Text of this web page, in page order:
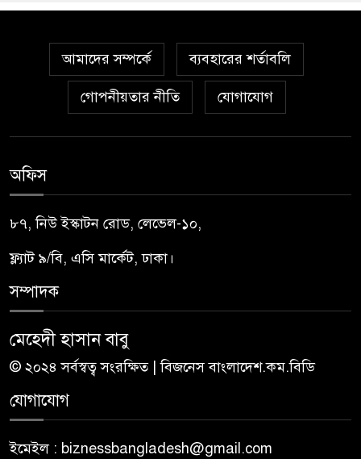
আমাদের সম্পর্কে ব্যবহারের শর্তাবলি
গোপনীয়তার নীতি যোগাযোগ
অফিস
৮৭, নিউ ইস্কাটন রোড, লেভেল-১০,
ফ্ল্যাট ৯/বি, এসি মার্কেট, ঢাকা।
সম্পাদক
মেহেদী হাসান বাবু
© ২০২৪ সর্বস্বত্ব সংরক্ষিত | বিজনেস বাংলাদেশ.কম.বিডি
যোগাযোগ
ইমেইল : biznessbangladesh@gmail.com